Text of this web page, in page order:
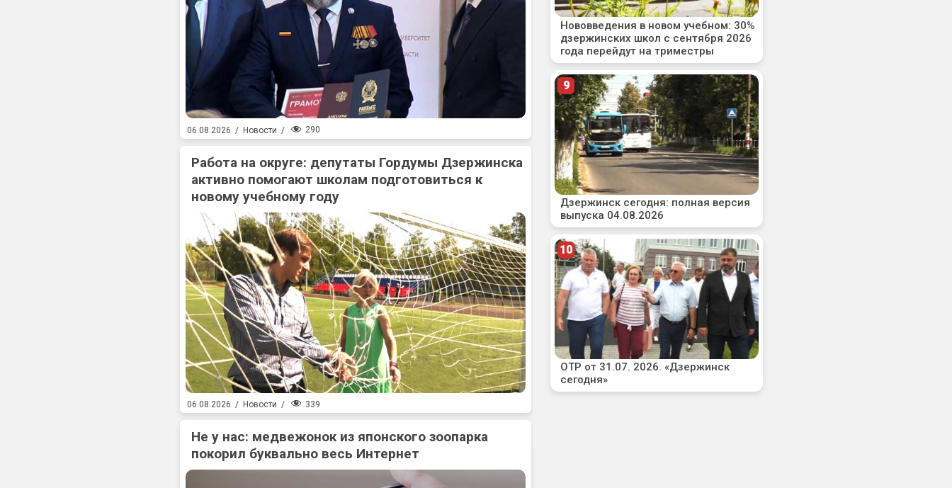
06.08.2026 / Новости / 290
Работа на округе: депутаты Гордумы Дзержинска
активно помогают школам подготовиться к
новому учебному году
06.08.2026 / Новости / 339
Не у нас: медвежонок из японского зоопарка
покорил буквально весь Интернет